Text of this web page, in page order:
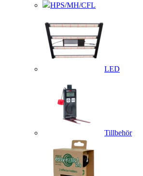
HPS/MH/CFL
LED
Tillbehör